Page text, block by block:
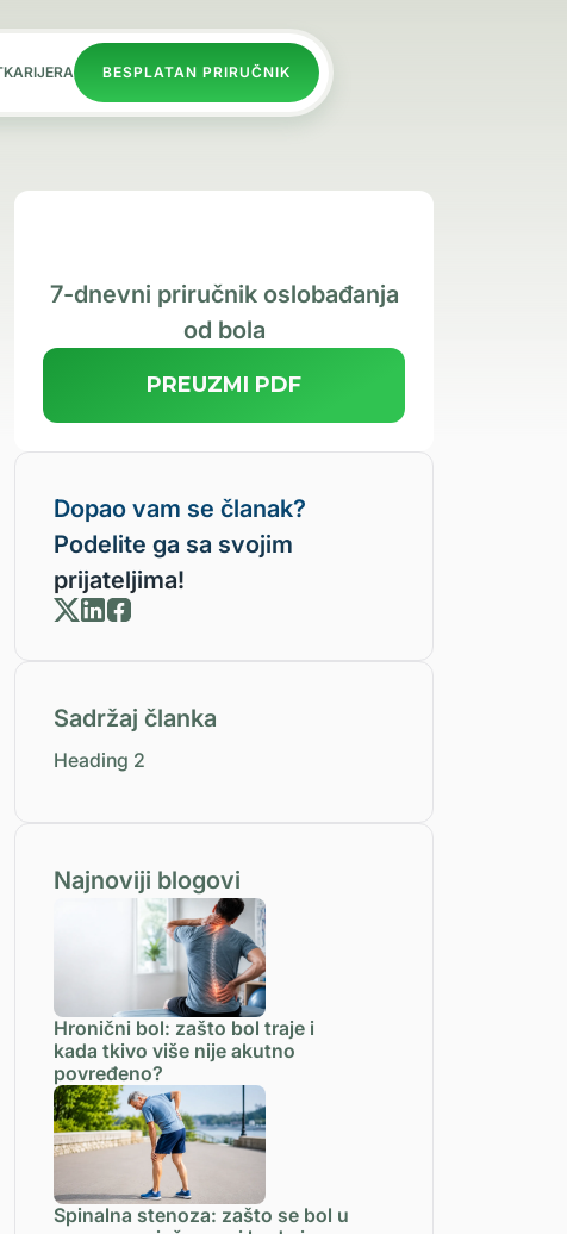
KARIJERA BESPLATAN PRIRUČNIK
7-dnevni priručnik oslobađanja
od bola
PREUZMI PDF
Dopao vam se članak?
Podelite ga sa svojim
prijateljima!
Sadržaj članka
Heading 2
Najnoviji blogovi
Hronični bol: zašto bol traje i
kada tkivo više nije akutno
povređeno?
Spinalna stenoza: zašto se bol u